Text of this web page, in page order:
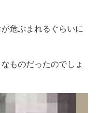
危ぶまれるぐらいに
ものだったのでしょ